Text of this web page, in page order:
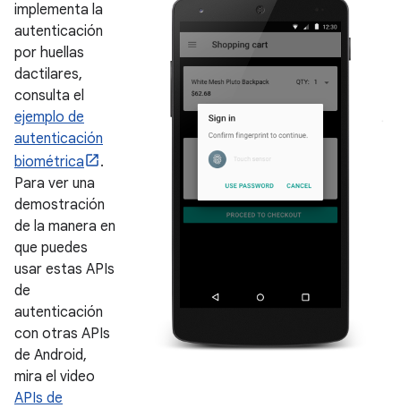
implementa la
autenticación
por huellas
dactilares,
consulta el
ejemplo de
autenticación
biométrica
.
Para ver una
demostración
de la manera en
que puedes
usar estas APIs
de
autenticación
con otras APIs
de Android,
mira el video
APIs de